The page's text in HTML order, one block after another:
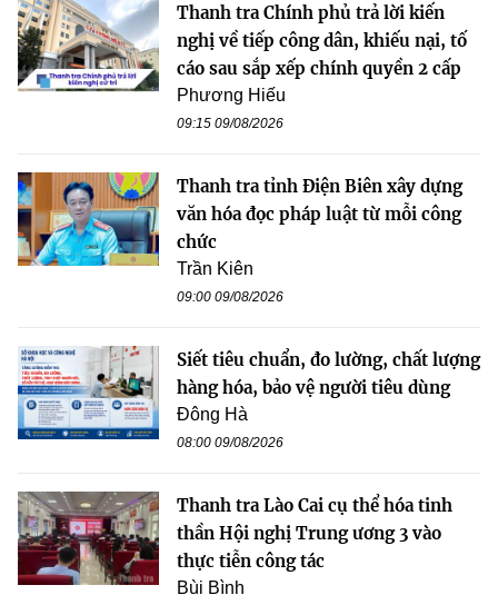
Thanh tra Chính phủ trả lời kiến
nghị về tiếp công dân, khiếu nại, tố
cáo sau sắp xếp chính quyền 2 cấp
Phương Hiếu
09:15 09/08/2026
Thanh tra tỉnh Điện Biên xây dựng
văn hóa đọc pháp luật từ mỗi công
chức
Trần Kiên
09:00 09/08/2026
Siết tiêu chuẩn, đo lường, chất lượng
hàng hóa, bảo vệ người tiêu dùng
Đông Hà
08:00 09/08/2026
Thanh tra Lào Cai cụ thể hóa tinh
thần Hội nghị Trung ương 3 vào
thực tiễn công tác
Bùi Bình